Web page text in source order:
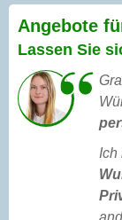
Angebote
Lassen Sie
Ich